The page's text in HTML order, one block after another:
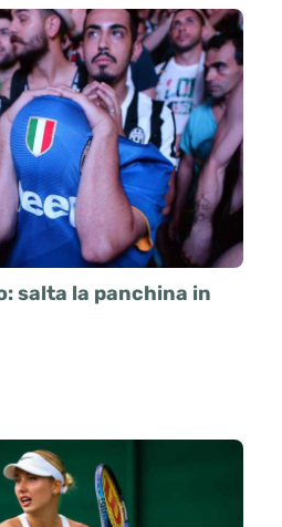
salta la panchina in